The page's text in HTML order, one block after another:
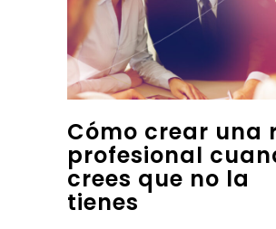
Cómo crear una
profesional
crees que no la
tienes